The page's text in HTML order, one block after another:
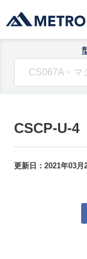
CSCP-U-4
更新日： 2021年03月